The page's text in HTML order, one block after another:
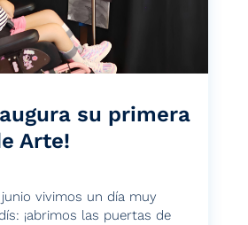
su primera
Arte!
junio vivimos un día muy
¡abrimos las puertas de